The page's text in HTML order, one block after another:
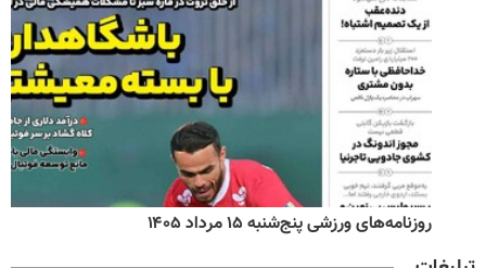
روزنامه‌های ورزشی پنج‌شنبه ۱۵ مرداد ۱۴۰۵